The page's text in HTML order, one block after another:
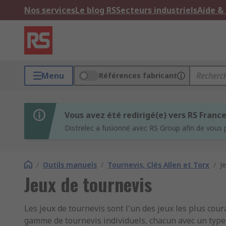
Nos servicesLe blog RSSecteurs industrielsAide
Menu Références fabricant
Vous avez été redirigé(e) vers RS France
Distrelec a fusionné avec RS Group afin de
/ Outils manuels / Tournevis, Clés Allen et Torx /
Jeux de tournevis
Les jeux de tournevis sont l'un des jeux les plus
gamme de tournevis individuels, chacun avec un